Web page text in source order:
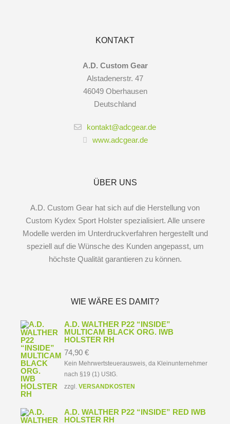
KONTAKT
A.D. Custom Gear
Alstadenerstr. 47
46049 Oberhausen
Deutschland
kontakt@adcgear.de
www.adcgear.de
ÜBER UNS
A.D. Custom Gear hat sich auf die Herstellung von
Custom Kydex Sport Holster spezialisiert. Alle unsere
Modelle werden im Unterdruckverfahren hergestellt und
speziell auf die Wünsche des Kunden angepasst, um
höchste Qualität garantieren zu können.
WIE WÄRE ES DAMIT?
A.D. WALTHER P22 “INSIDE”
MULTICAM BLACK ORG. IWB
HOLSTER RH
74,90 €
Kein Mehrwertsteuerausweis, da Kleinunternehmer
nach §19 (1) UStG.
zzgl. VERSANDKOSTEN
A.D. WALTHER P22 “INSIDE” RED IWB
HOLSTER RH